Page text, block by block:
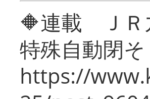
🔶連載 ＪＲ
特殊自動閉そ
https://